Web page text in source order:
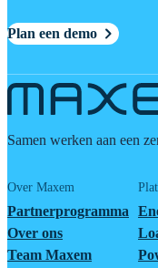
Plan een demo
Samen werken aan een
Over Maxem
Partnerprogramma
Over ons
Team Maxem